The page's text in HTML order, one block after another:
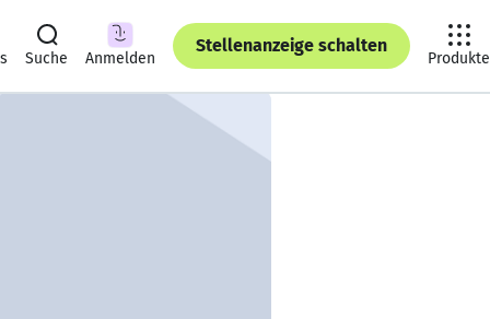
Suche Anmelden
Stellenanzeige schalten
Produkte